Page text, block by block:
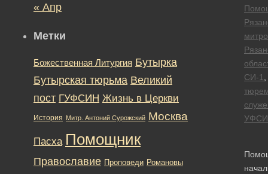
СИ-1
« Апр
Метки
Божественная Литургия Бутырка
Бутырская тюрьма Великий
пост ГУФСИН Жизнь в Церкви
История Митр. Антоний Сурожский Москва
Пасха Помощник
Православие Проповеди Романовы